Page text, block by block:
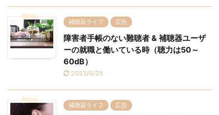
補聴器ライフ 広告
障害者手帳のない難聴者 & 補聴器ユーザ
ーの就職と働いている時（聴力は50～
60dB）
2023/9/25
補聴器ライフ 広告